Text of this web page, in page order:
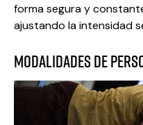
forma segura y
ajustando la intensidad
Modalidades de